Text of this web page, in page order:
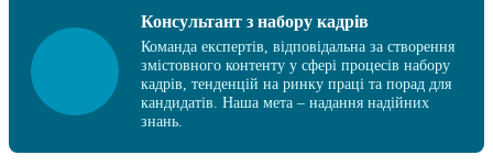
Консультант з набору кадрів
Команда експертів, відповідальна за створення
змістовного контенту у сфері процесів набору
кадрів, тенденцій на ринку праці та порад для
кандидатів. Наша мета – надання надійних
знань.